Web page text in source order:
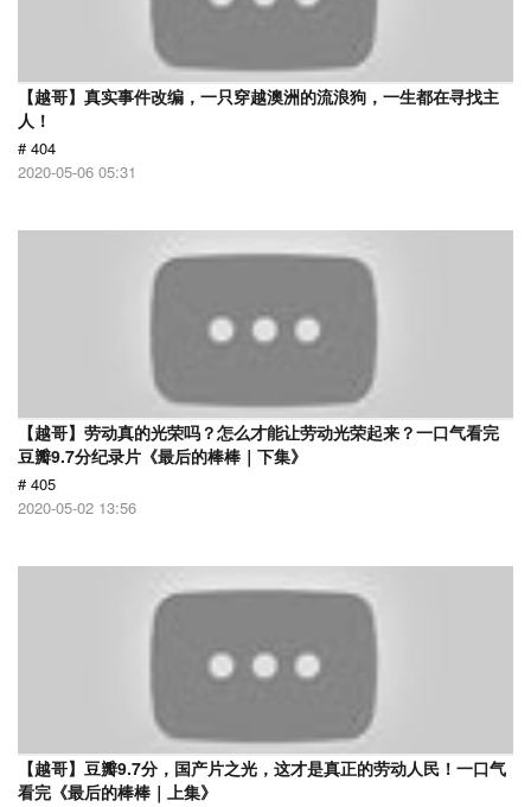
【越哥】真实事件改编，一只穿越澳洲的流浪狗，一生都在寻找主
人！
# 404
2020-05-06 05:31
【越哥】劳动真的光荣吗？怎么才能让劳动光荣起来？一口气看完
豆瓣9.7分纪录片《最后的棒棒｜下集》
# 405
2020-05-02 13:56
【越哥】豆瓣9.7分，国产片之光，这才是真正的劳动人民！一口气
看完《最后的棒棒｜上集》